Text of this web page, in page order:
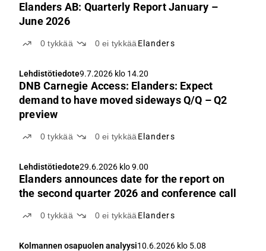
Elanders AB: Quarterly Report January –
June 2026
0tykkää 0ei tykkää Elanders
Lehdistötiedote9.7.2026 klo 14.20
DNB Carnegie Access: Elanders: Expect
demand to have moved sideways Q/Q – Q2
preview
0tykkää 0ei tykkää Elanders
Lehdistötiedote29.6.2026 klo 9.00
Elanders announces date for the report on
the second quarter 2026 and conference call
0tykkää 0ei tykkää Elanders
Kolmannen osapuolen analyysi10.6.2026 klo 5.08